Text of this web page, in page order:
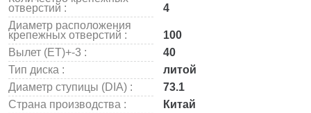
отверстий :
4
Диаметр расположения
крепежных отверстий :
100
Вылет (ET)+-3 :
40
Тип диска :
литой
Диаметр ступицы (DIA) :
73.1
Страна производства :
Китай